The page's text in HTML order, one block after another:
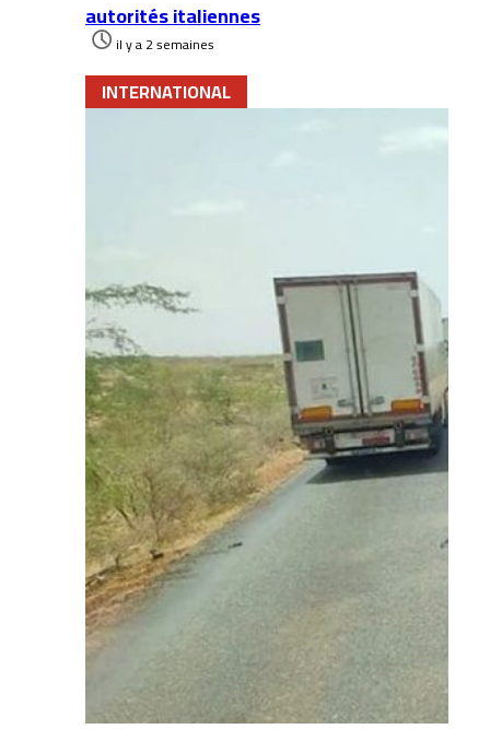
autorités italiennes
il y a 2 semaines
INTERNATIONAL